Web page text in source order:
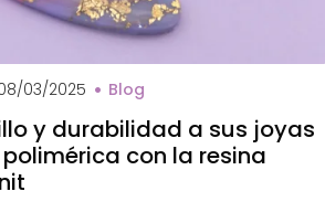
03/2025 Blog
y durabilidad a sus joyas
con la resina